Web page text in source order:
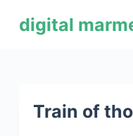
digital
Train of